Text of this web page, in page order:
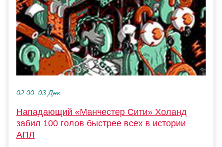
02:00, 03 Дек
Нападающий «Манчестер Сити» Холанд
забил 100 голов быстрее всех в истории
АПЛ